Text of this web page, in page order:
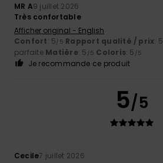
MR A9 juillet 2026
Très confortable
Afficher original - English
Confort: 5/5 Rapport qualité / prix: 5
parfaite Matière: 5 /5 Coloris: 5 /5
Je recommande ce produit
5/5
Cecile7 juillet 2026